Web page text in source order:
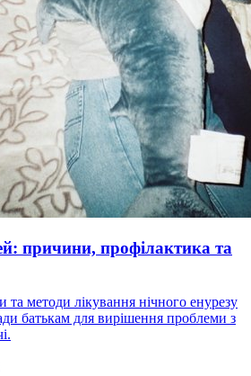
причини, профілактика та
та методи лікування нічного енурезу
батькам для вирішення проблеми з